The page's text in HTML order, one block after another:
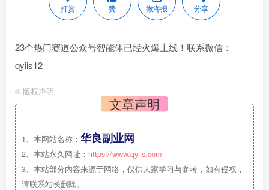
打赏 赞 微海报 分享
23个热门赛道公众号智能体已经火爆上线！联系微信：
qyiis12
© 版权声明
文章声明
1、本网站名称： 华良副业网
2、本站永久网址： https://www.qyiis.com
3、本站部分内容来源于网络，仅供大家学习与参考，如有侵权，
请联系站长删除。